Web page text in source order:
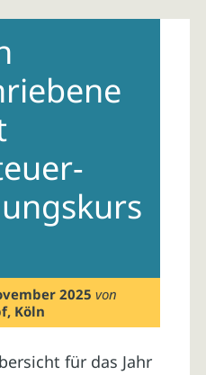
2025 von
Köln
für das Jahr